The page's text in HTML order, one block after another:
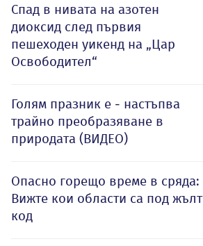
Спад в нивата на азотен
диоксид след първия
пешеходен уикенд на „Цар
Освободител“
Голям празник е - настъпва
трайно преобразяване в
природата (ВИДЕО)
Опасно горещо време в сряда:
Вижте кои области са под жълт
код